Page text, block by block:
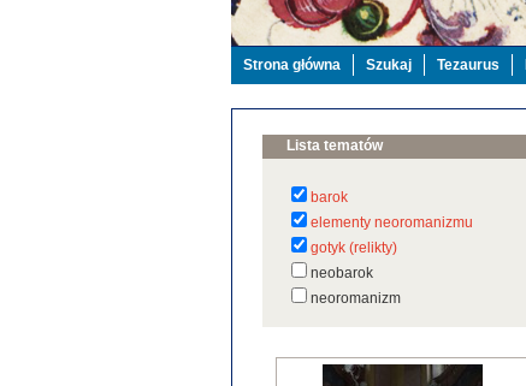
Strona główna Szukaj Tezaurus
Lista tematów
barok
elementy neoromanizmu
gotyk (relikty)
neobarok
neoromanizm
renesans?